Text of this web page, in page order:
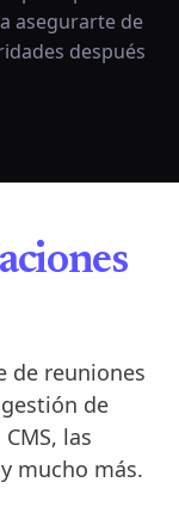
asegurarte de
después
de reuniones
de
las
mucho más.